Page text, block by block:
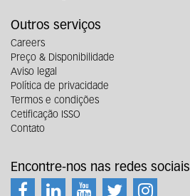
Outros serviços
Careers
Preço & Disponibilidade
Aviso legal
Política de privacidade
Termos e condições
Cetificação ISSO
Contato
Encontre-nos nas redes sociais